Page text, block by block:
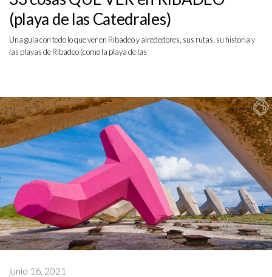
(playa de las Catedrales)
Una guía con todo lo que ver en Ribadeo y alrededores, sus rutas, su historia y
las playas de Ribadeo (como la playa de las
junio 16, 2021